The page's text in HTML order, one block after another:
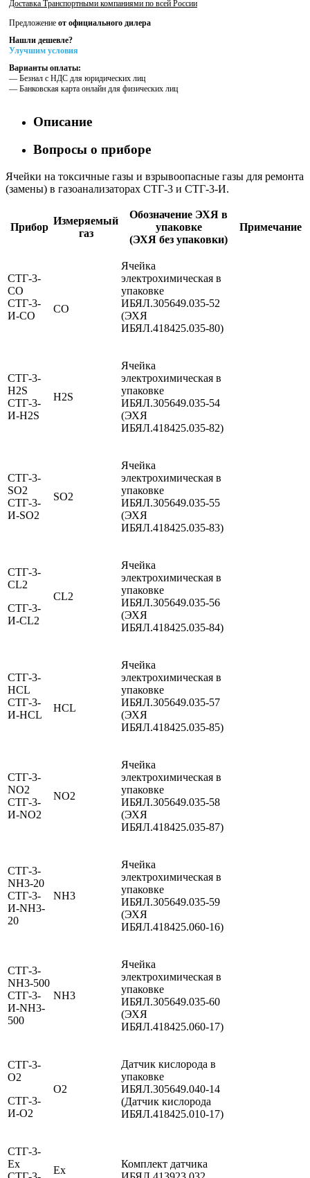
Доставка Транспортными компаниями по всей России
Предложение от официального дилера
Нашли дешевле?
Улучшим условия
Варианты оплаты:
— Безнал с НДС для юридических лиц
— Банковская карта онлайн для физических лиц
Описание
Вопросы о приборе
Ячейки на токсичные газы и взрывоопасные газы для ремонта
(замены) в газоанализаторах СТГ-3 и СТГ-3-И.
Прибор
Измеряемый
газ
Обозначение ЭХЯ в
упаковке
(ЭХЯ без упаковки)
Примечание
СТГ-3-
СО
СТГ-3-
И-СО
СО
Ячейка
электрохимическая в
упаковке
ИБЯЛ.305649.035-52
(ЭХЯ
ИБЯЛ.418425.035-80)
СТГ-3-
H2S
СТГ-3-
И-H2S
H2S
Ячейка
электрохимическая в
упаковке
ИБЯЛ.305649.035-54
(ЭХЯ
ИБЯЛ.418425.035-82)
СТГ-3-
SO2
СТГ-3-
И-SO2
SO2
Ячейка
электрохимическая в
упаковке
ИБЯЛ.305649.035-55
(ЭХЯ
ИБЯЛ.418425.035-83)
СТГ-3-
CL2
СТГ-3-
И-CL2
CL2
Ячейка
электрохимическая в
упаковке
ИБЯЛ.305649.035-56
(ЭХЯ
ИБЯЛ.418425.035-84)
СТГ-3-
HCL
СТГ-3-
И-HCL
HCL
Ячейка
электрохимическая в
упаковке
ИБЯЛ.305649.035-57
(ЭХЯ
ИБЯЛ.418425.035-85)
СТГ-3-
NO2
СТГ-3-
И-NO2
NO2
Ячейка
электрохимическая в
упаковке
ИБЯЛ.305649.035-58
(ЭХЯ
ИБЯЛ.418425.035-87)
СТГ-3-
NH3-20
СТГ-3-
И-NH3-
20
NН3
Ячейка
электрохимическая в
упаковке
ИБЯЛ.305649.035-59
(ЭХЯ
ИБЯЛ.418425.060-16)
СТГ-3-
NH3-500
СТГ-3-
И-NH3-
500
NН3
Ячейка
электрохимическая в
упаковке
ИБЯЛ.305649.035-60
(ЭХЯ
ИБЯЛ.418425.060-17)
СТГ-3-
O2
СТГ-3-
И-O2
О2
Датчик кислорода в
упаковке
ИБЯЛ.305649.040-14
(Датчик кислорода
ИБЯЛ.418425.010-17)
СТГ-3-
Ex
Ex
Комплект датчика